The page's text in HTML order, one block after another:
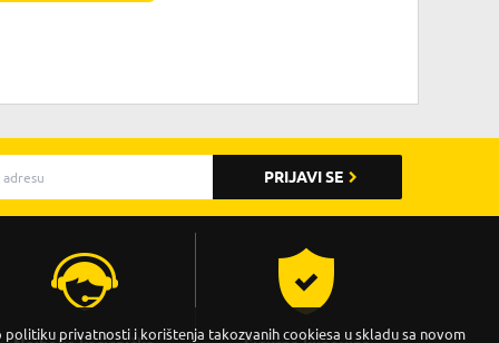
PRIJAVI SE
politiku privatnosti i korištenja takozvanih cookiesa u skladu sa novom